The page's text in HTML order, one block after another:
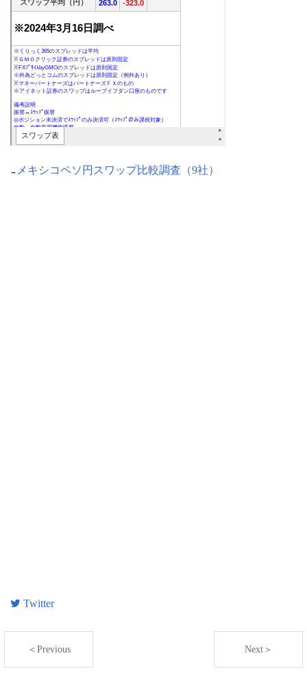
→ メキシコペソ円スワップ比較調査（9社）
Twitter
＜Previous Next＞